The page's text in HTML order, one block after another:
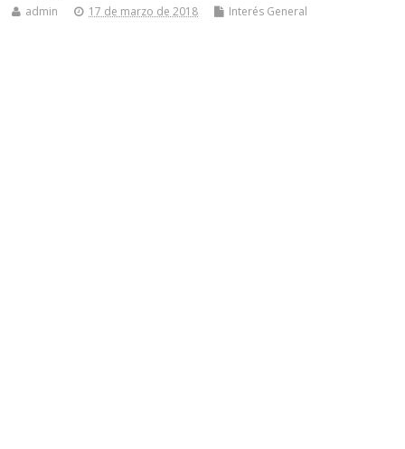
admin 17 de marzo de 2018 Interés General